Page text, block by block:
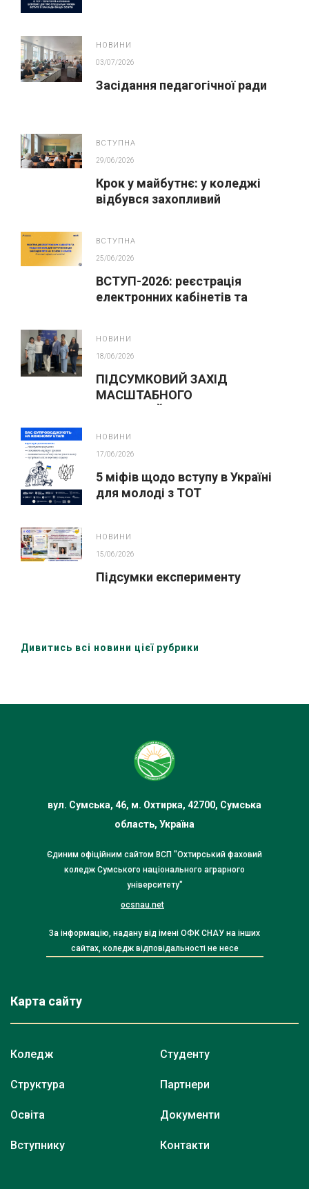
НОВИНИ
03/07/2026
Засідання педагогічної ради
ВСТУПНА
29/06/2026
Крок у майбутнє: у коледжі
відбувся захопливий
ВСТУПНА
25/06/2026
ВСТУП-2026: реєстрація
електронних кабінетів та
НОВИНИ
18/06/2026
ПІДСУМКОВИЙ ЗАХІД
МАСШТАБНОГО
НОВИНИ
17/06/2026
5 міфів щодо вступу в Україні
для молоді з ТОТ
НОВИНИ
15/06/2026
Підсумки експерименту
Дивитись всі новини цієї рубрики
вул. Сумська, 46, м. Охтирка, 42700, Сумська
область, Україна
Єдиним офіційним сайтом ВСП "Охтирський фаховий
коледж Сумського національного аграрного
університету"
ocsnau.net
За інформацію, надану від імені ОФК СНАУ на інших
сайтах, коледж відповідальності не несе
Карта сайту
Коледж
Структура
Освіта
Вступнику
Студенту
Партнери
Документи
Контакти